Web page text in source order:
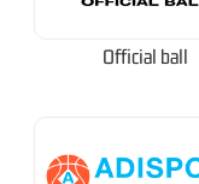
Official ball